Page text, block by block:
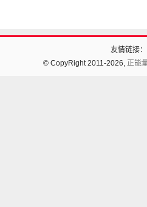
友情链接：
© CopyRight 2011-2026, 正能